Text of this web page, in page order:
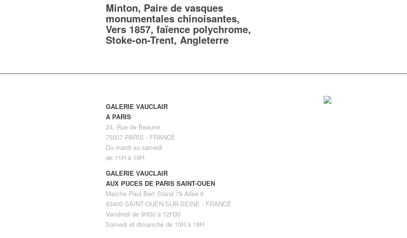
Minton, Paire de vasques
monumentales chinoisantes,
Vers 1857, faïence polychrome,
Stoke-on-Trent, Angleterre
GALERIE VAUCLAIR
A PARIS
24, Rue de Beaune
75007 PARIS - FRANCE
Du mardi au samedi
de 11H à 19H
GALERIE VAUCLAIR
AUX PUCES DE PARIS SAINT-OUEN
Marche Paul Bert Stand 79 Allée 6
93400 SAINT-OUEN-SUR-SEINE - FRANCE
Vendredi de 9H30 à 12H30
Samedi et dimanche de 10H à 18H